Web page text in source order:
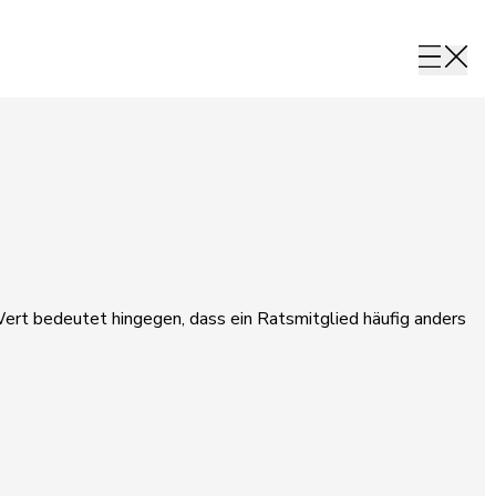
bedeutet hingegen, dass ein Ratsmitglied häufig anders